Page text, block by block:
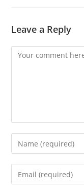
Leave a Reply
Comment
Enter
your
name
Enter
your